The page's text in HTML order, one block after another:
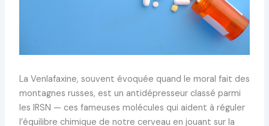
La Venlafaxine, souvent évoquée quand le moral fait des
montagnes russes, est un antidépresseur classé parmi
les IRSN — ces fameuses molécules qui aident à réguler
l’équilibre chimique de notre cerveau en jouant sur la